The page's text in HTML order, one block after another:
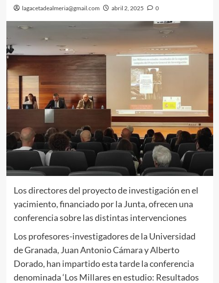
lagacetadealmeria@gmail.com abril 2, 2025 0
Los directores del proyecto de investigación en el
yacimiento, financiado por la Junta, ofrecen una
conferencia sobre las distintas intervenciones
Los profesores-investigadores de la Universidad
de Granada, Juan Antonio Cámara y Alberto
Dorado, han impartido esta tarde la conferencia
denominada ‘Los Millares en estudio: Resultados